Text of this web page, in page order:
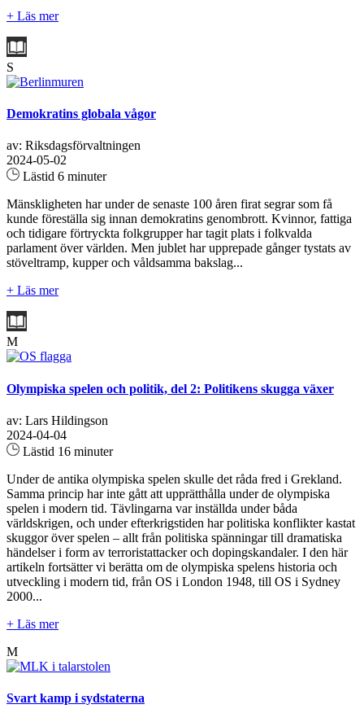
+ Läs mer
S
Demokratins globala vågor
av: Riksdagsförvaltningen
2024-05-02
Lästid 6 minuter
Mänskligheten har under de senaste 100 åren firat segrar som få
kunde föreställa sig innan demokratins genombrott. Kvinnor, fattiga
och tidigare förtryckta folkgrupper har tagit plats i folkvalda
parlament över världen. Men jublet har upprepade gånger tystats av
stöveltramp, kupper och våldsamma bakslag...
+ Läs mer
M
Olympiska spelen och politik, del 2: Politikens skugga växer
av: Lars Hildingson
2024-04-04
Lästid 16 minuter
Under de antika olympiska spelen skulle det råda fred i Grekland.
Samma princip har inte gått att upprätthålla under de olympiska
spelen i modern tid. Tävlingarna var inställda under båda
världskrigen, och under efterkrigstiden har politiska konflikter kastat
skuggor över spelen – allt från politiska spänningar till dramatiska
händelser i form av terroristattacker och dopingskandaler. I den här
artikeln fortsätter vi berätta om de olympiska spelens historia och
utveckling i modern tid, från OS i London 1948, till OS i Sydney
2000...
+ Läs mer
M
Svart kamp i sydstaterna